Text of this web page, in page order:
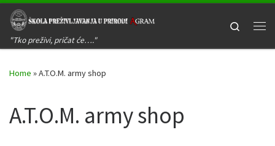
Skip to content
"Tko preživi, pričat će…."
Search
Home »A.T.O.M. army shop
A.T.O.M. army shop